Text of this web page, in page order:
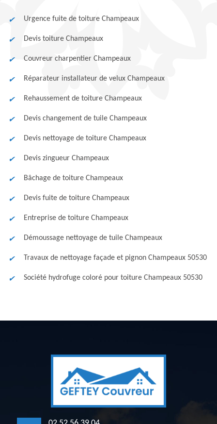
Urgence fuite de toiture Champeaux
Devis toiture Champeaux
Couvreur charpentier Champeaux
Réparateur installateur de velux Champeaux
Rehaussement de toiture Champeaux
Devis changement de tuile Champeaux
Devis nettoyage de toiture Champeaux
Devis zingueur Champeaux
Bâchage de toiture Champeaux
Devis fuite de toiture Champeaux
Entreprise de toiture Champeaux
Démoussage nettoyage de tuile Champeaux
Travaux de nettoyage façade et pignon Champeaux 50530
Société hydrofuge coloré pour toiture Champeaux 50530